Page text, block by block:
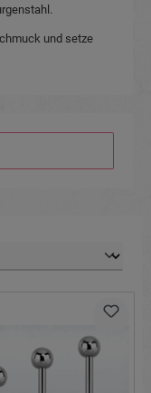
und setze